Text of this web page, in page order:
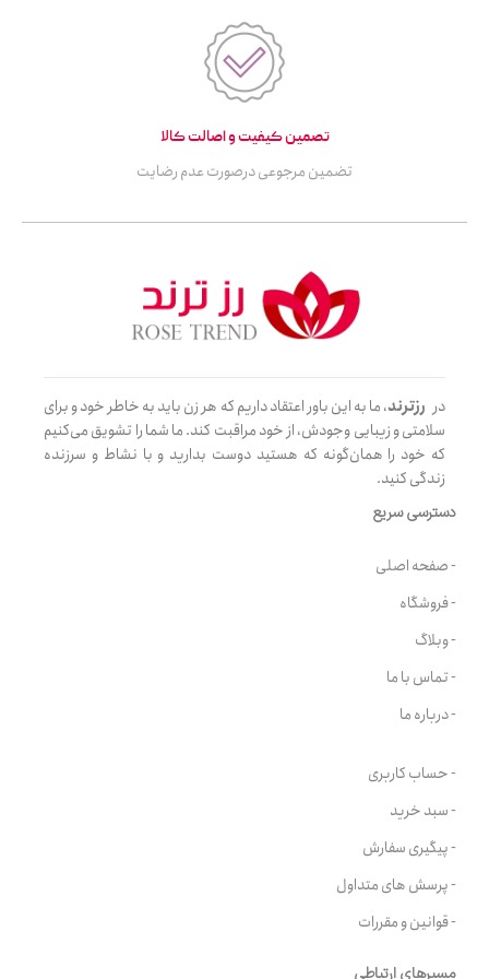
تصمین کیفیت و اصالت کالا
تضمین مرجوعی درصورت عدم رضایت
در رزترند، ما به این باور اعتقاد داریم که هر زن باید به خاطر خود و برای
سلامتی و زیبایی وجودش، از خود مراقبت کند. ما شما را تشویق می‌کنیم
که خود را همان‌گونه که هستید دوست بدارید و با نشاط و سرزنده
زندگی کنید.
دسترسی سریع
- صفحه اصلی
- فروشگاه
- وبلاگ
- تماس با ما
- درباره ما
- حساب کاربری
- سبد خرید
- پیگیری سفارش
- پرسش های متداول
- قوانین و مقررات